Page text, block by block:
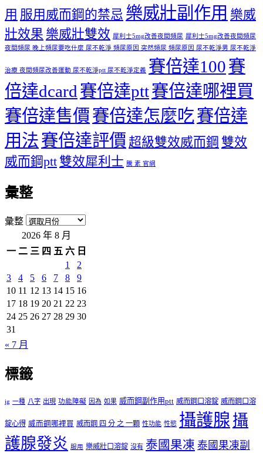
用 服用威而鋼的禁忌 樂威壯副作用 樂威
壯效果 樂威壯雙效 犀利士5mg改善夜間頻尿 犀利士5mg改善夜間頻尿
夜間頻尿 晚上頻尿要吃什麼 尿不乾淨 頻尿原因 突然頻尿 頻尿原因 尿不乾淨男 尿不乾淨
治療 夜間頻尿改善運動 尿不乾淨ptt 尿不乾淨定義 賽倍達100賽
倍達dcard 賽倍達ptt賽倍達哪裡買
賽倍達售價 賽倍達怎麼吃賽倍達
用法賽倍達評價 超級雙效威而鋼 雙效
威而鋼ptt 雙效犀利士 騰 素 官網
彙整
彙整
2026 年 8 月
一 二 三 四 五 六 日
1
2
3
4 5 6 7 8
9
10 11 12 13 14 15 16
17 18 19 20 21 22 23
24 25 26 27 28 29 30
31
« 7 月
標籤
ig 一種 八字 出現 功能障礙 因為 如果 威而鋼副作用ptt 威而鋼口溶錠 威而鋼口溶
錠心得 威而鋼哪裡買 威而鋼 四 分 之 一顆 性功能 性慾 攝護腺 攝
護腺發炎
服用 樂威壯口溶錠 沒有 泰國果凍 泰國果凍副